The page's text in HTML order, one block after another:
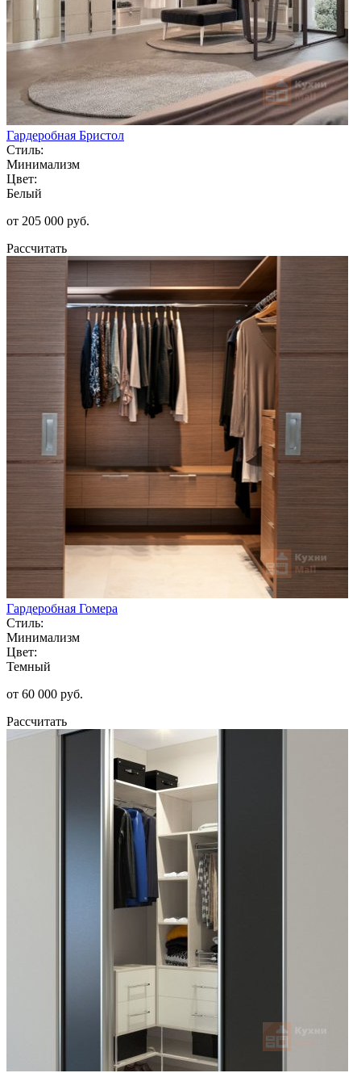
Гардеробная Бристол
Стиль:
Минимализм
Цвет:
Белый
от 205 000 руб.
Рассчитать
Гардеробная Гомера
Стиль:
Минимализм
Цвет:
Темный
от 60 000 руб.
Рассчитать